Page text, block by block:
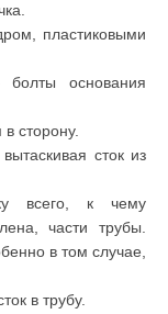
пластиковыми
болты основания
сторону.
сток из
всего, к чему
части трубы.
в том случае,
в трубу.